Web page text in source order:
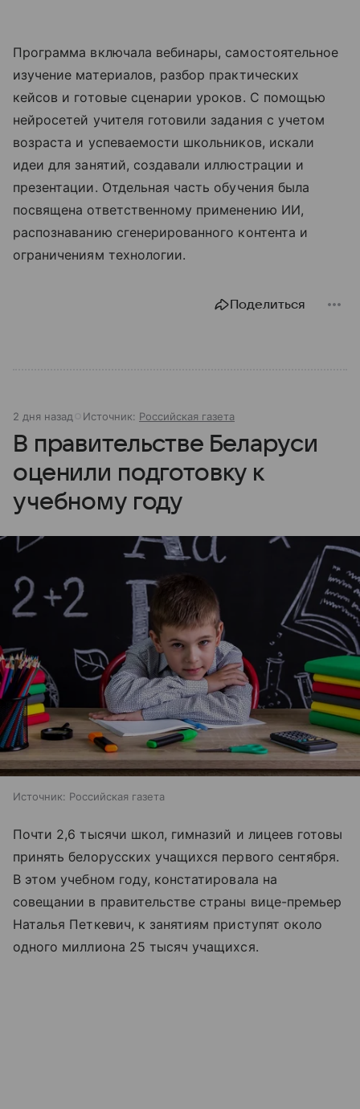
Программа включала вебинары, самостоятельное
изучение материалов, разбор практических
кейсов и готовые сценарии уроков. С помощью
нейросетей учителя готовили задания с учетом
возраста и успеваемости школьников, искали
идеи для занятий, создавали иллюстрации и
презентации. Отдельная часть обучения была
посвящена ответственному применению ИИ,
распознаванию сгенерированного контента и
ограничениям технологии.
Поделиться
2 дня назад Источник: Российская газета
В правительстве Беларуси
оценили подготовку к
учебному году
Источник: Российская газета
Почти 2,6 тысячи школ, гимназий и лицеев готовы
принять белорусских учащихся первого сентября.
В этом учебном году, констатировала на
совещании в правительстве страны вице-премьер
Наталья Петкевич, к занятиям приступят около
одного миллиона 25 тысяч учащихся.